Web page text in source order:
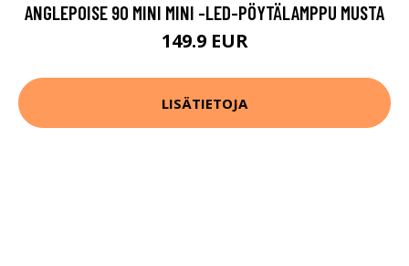
ANGLEPOISE 90 MINI MINI -LED-PÖYTÄLAMPPU MUSTA
149.9 EUR
LISÄTIETOJA